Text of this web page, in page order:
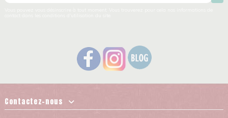
Contactez-nous